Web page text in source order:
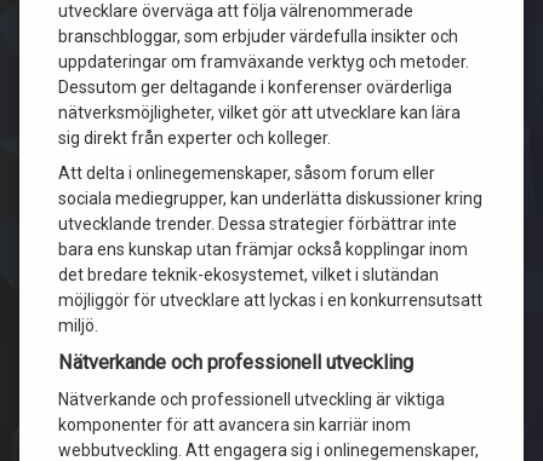
utvecklare överväga att följa välrenommerade
branschbloggar, som erbjuder värdefulla insikter och
uppdateringar om framväxande verktyg och metoder.
Dessutom ger deltagande i konferenser ovärderliga
nätverksmöjligheter, vilket gör att utvecklare kan lära
sig direkt från experter och kolleger.
Att delta i onlinegemenskaper, såsom forum eller
sociala mediegrupper, kan underlätta diskussioner kring
utvecklande trender. Dessa strategier förbättrar inte
bara ens kunskap utan främjar också kopplingar inom
det bredare teknik-ekosystemet, vilket i slutändan
möjliggör för utvecklare att lyckas i en konkurrensutsatt
miljö.
Nätverkande och professionell utveckling
Nätverkande och professionell utveckling är viktiga
komponenter för att avancera sin karriär inom
webbutveckling. Att engagera sig i onlinegemenskaper,